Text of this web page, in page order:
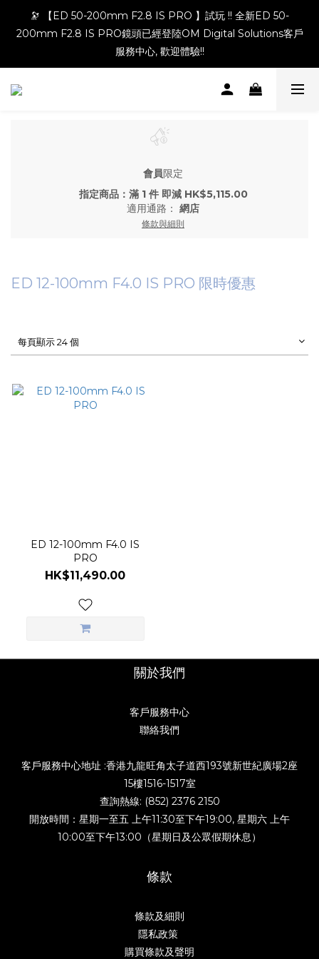
🔭 【ED 50-200mm F2.8 IS PRO 】試玩 !! 全新ED 50-
200mm F2.8 IS PRO鏡頭已經登陸OM Digital Solutions客戶
服務中心, 歡迎體驗!!
會員限定
指定商品：滿 1 件 即減 HK$5,115.00
適用通路： 網店
條款與細則
ED 12-100mm F4.0 IS PRO 限時優惠
每頁顯示 24 個
ED 12-100mm F4.0 IS
PRO
HK$11,490.00
關於我們
客戶服務中心
聯絡我們
客戶服務中心地址 :香港九龍旺角太子道西193號新世紀廣場2座
15樓1516-1517室
查詢熱線: (852) 2376 2150
開放時間：星期一至五 上午11:30至下午19:00, 星期六 上午
10:00至下午13:00（星期日及公眾假期休息）
條款
條款及細則
隱私政策
購買條款及聲明